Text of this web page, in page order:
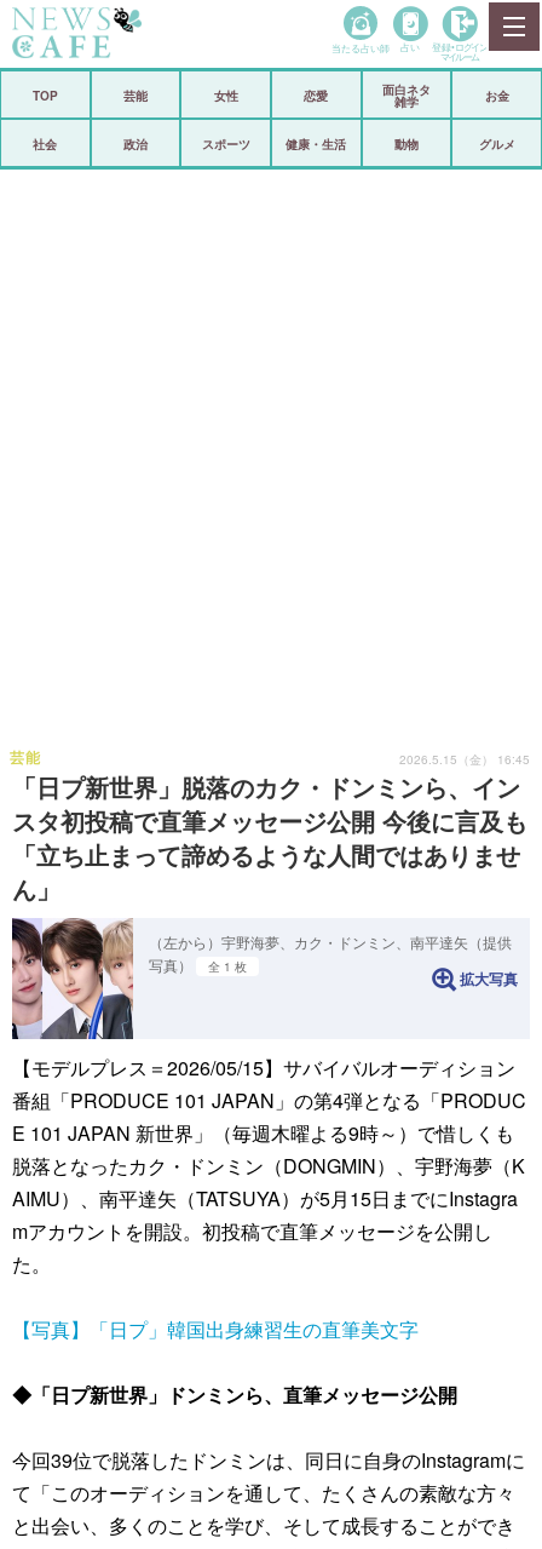
政治
当たる占い師 占い 登録• ログイン
マイルーム
TOP 芸能 女性 恋愛
面白ネタ
雑学
お金
社会 政治 スポーツ 健康・生活 動物 グルメ
「日プ新世界」脱落のカク・ドンミンら、イン
スタ初投稿で直筆メッセージ公開 今後に言及も
「立ち止まって諦めるような人間ではありませ
ん」
芸能 2026.5.15（金） 16:45
（左から）宇野海夢、カク・ドンミン、南平達矢（提供
写真）
全 1 枚
拡大写真
【モデルプレス＝2026/05/15】サバイバルオーディション
番組「PRODUCE 101 JAPAN」の第4弾となる「PRODUC
E 101 JAPAN 新世界」（毎週木曜よる9時～）で惜しくも
脱落となったカク・ドンミン（DONGMIN）、宇野海夢（K
AIMU）、南平達矢（TATSUYA）が5月15日までにInstagra
mアカウントを開設。初投稿で直筆メッセージを公開し
た。
【写真】「日プ」韓国出身練習生の直筆美文字
◆「日プ新世界」ドンミンら、直筆メッセージ公開
今回39位で脱落したドンミンは、同日に自身のInstagramに
て「このオーディションを通して、たくさんの素敵な方々
と出会い、多くのことを学び、そして成長することができ